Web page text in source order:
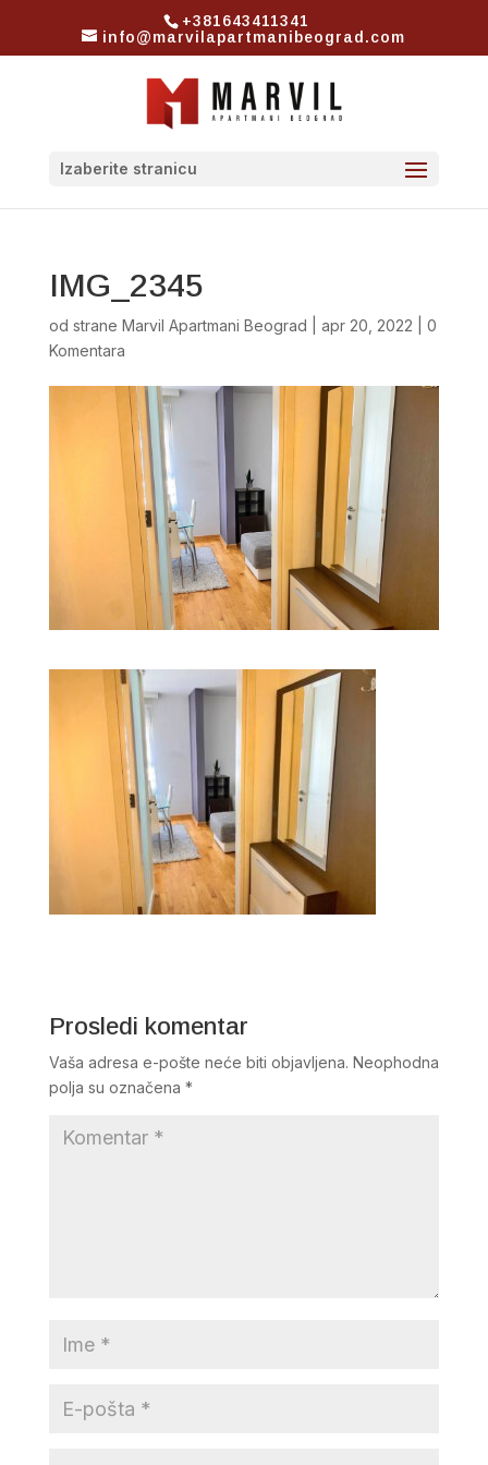
+381643411341
info@marvilapartmanibeograd.com
Izaberite stranicu
IMG_2345
od strane Marvil Apartmani Beograd apr 20, 2022
0
Komentara
Prosledi komentar
Vaša adresa e-pošte neće biti objavljena. Neophodna
polja su označena *